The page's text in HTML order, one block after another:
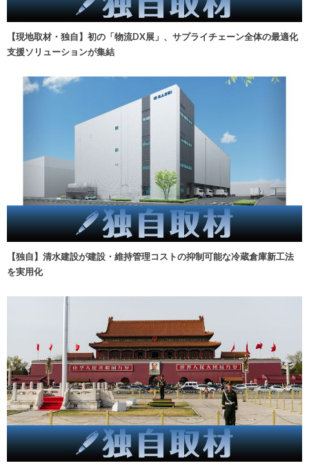
【現地取材・独自】初の「物流DX展」、サプライチェーン全体の最適化
支援ソリューションが集結
【独自】清水建設が建設・維持管理コストの抑制可能な冷蔵倉庫新工法
を実用化